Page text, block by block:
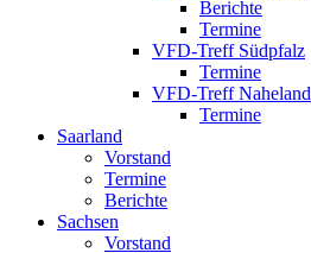
Berichte
Termine
VFD-Treff Südpfalz
Termine
VFD-Treff Naheland
Termine
Saarland
Vorstand
Termine
Berichte
Sachsen
Vorstand